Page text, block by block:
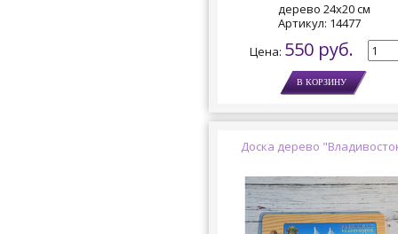
дерево 24х20 см
Артикул: 14477
Цена: 550 руб.
Доска дерево